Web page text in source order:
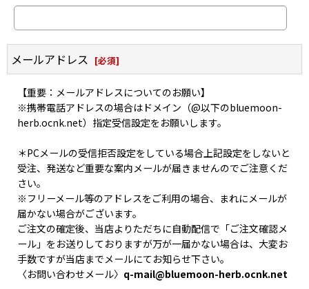
メールアドレス [必須]
【重要：メールアドレスについてのお願い】
※携帯電話アドレスの場合はドメイン（@以下のbluemoon-
herb.ocnk.net）指定受信設定をお願いします。
＊PCメールの受信拒否設定をしている場合上記設定をしないと
受注、発送など重要な案内メールが届きませんのでご注意くだ
さい。
※フリーメール等のアドレスをご利用の場合、まれにメールが
届かない場合がございます。
ご注文の確定後、当店よりただちに自動配信で「ご注文確認メ
ール」をお送りしておりますが万が一届かない場合は、大変お
手数ですが当店までメールにてお知らせ下さい。
〈お問い合わせメール〉 q-mail@bluemoon-herb.ocnk.net